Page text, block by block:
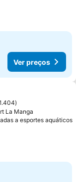
Ver preços
favoritos
La Manga
a esportes aquáticos